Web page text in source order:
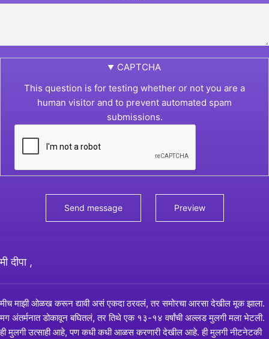
CAPTCHA
This question is for testing whether or not you are a
human visitor and to prevent automated spam
submissions.
मी दीपा ,
मीच माझी ओळख करून द्यावी असं एकदा ठरवलं, तर समोरचा आरसा देखील मूक झाला.
मग अंतर्मनात डोकावून बघितलं, तर तिथे एक १३-१४ वर्षांची अल्लड मुलगी मला भेटली.
ही मुलगी उत्साही आहे, पण कधी कधी आळस करणारी देखील आहे. ही मुलगी नीटनेटकी